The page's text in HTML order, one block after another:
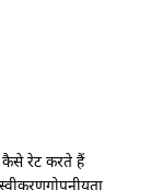
रेट करते हैं
गोपनीयता